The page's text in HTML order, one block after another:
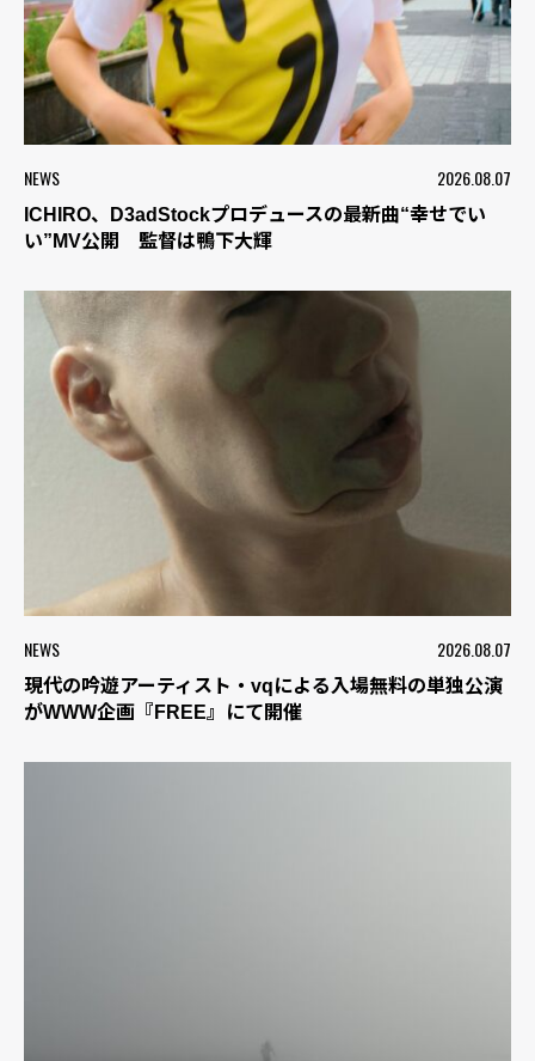
NEWS 2026.08.07
ICHIRO、D3adStockプロデュースの最新曲“幸せでい
い”MV公開 監督は鴨下大輝
NEWS 2026.08.07
現代の吟遊アーティスト・vqによる入場無料の単独公演
がWWW企画『FREE』にて開催